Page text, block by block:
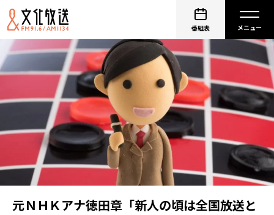
番組表
元ＮＨＫアナ徳田章「新人の頃は全国放送と